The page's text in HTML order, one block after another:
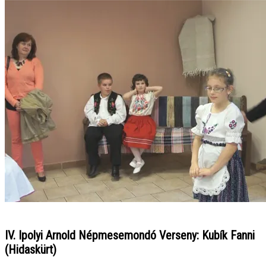
IV. Ipolyi Arnold Népmesemondó Verseny: Kubík Fanni
(Hidaskürt)